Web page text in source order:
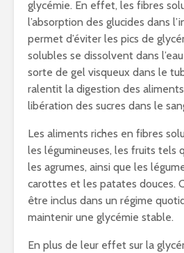
glycémie. En effet, les fibres
l’absorption des glucides dans
permet d’éviter les pics de
solubles se dissolvent dans
sorte de gel visqueux dans le
ralentit la digestion des
libération des sucres dans le
Les aliments riches en fibres
les légumineuses, les fruits tels
les agrumes, ainsi que les
carottes et les patates douces.
être inclus dans un régime
maintenir une glycémie stable.
En plus de leur effet sur la